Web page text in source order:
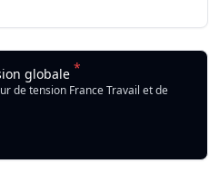
globale *
de tension France Travail et de